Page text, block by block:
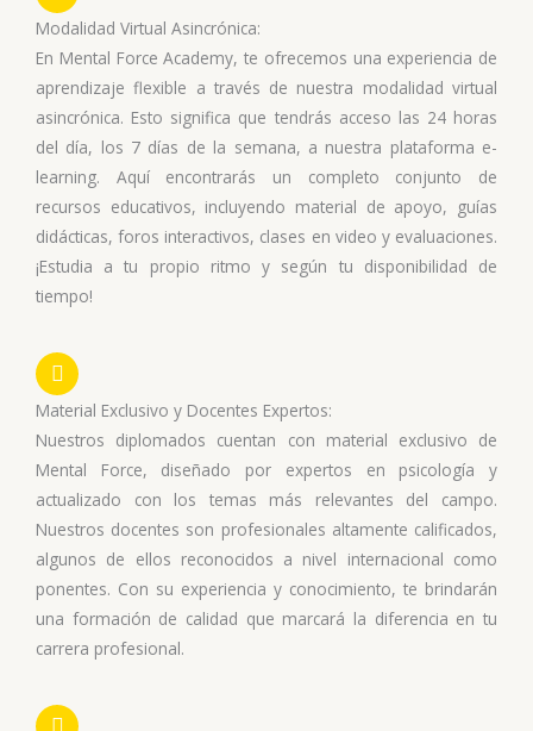
Modalidad Virtual Asincrónica:
En Mental Force Academy, te ofrecemos una experiencia de
aprendizaje flexible a través de nuestra modalidad virtual
asincrónica. Esto significa que tendrás acceso las 24 horas
del día, los 7 días de la semana, a nuestra plataforma e-
learning. Aquí encontrarás un completo conjunto de
recursos educativos, incluyendo material de apoyo, guías
didácticas, foros interactivos, clases en video y evaluaciones.
¡Estudia a tu propio ritmo y según tu disponibilidad de
tiempo!
Material Exclusivo y Docentes Expertos:
Nuestros diplomados cuentan con material exclusivo de
Mental Force, diseñado por expertos en psicología y
actualizado con los temas más relevantes del campo.
Nuestros docentes son profesionales altamente calificados,
algunos de ellos reconocidos a nivel internacional como
ponentes. Con su experiencia y conocimiento, te brindarán
una formación de calidad que marcará la diferencia en tu
carrera profesional.